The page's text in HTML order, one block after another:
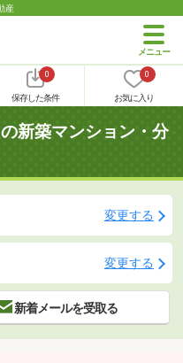
産
0
保存した条件
0
お気に入り
新築マンション・分
変更する
変更する
新着メールを受取る